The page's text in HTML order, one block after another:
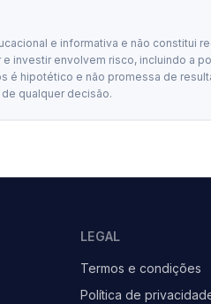
e informativa e não constitui
investir envolvem risco, incluindo a
hipotético e não promessa de
qualquer decisão.
LEGAL
Termos e condições
Política de